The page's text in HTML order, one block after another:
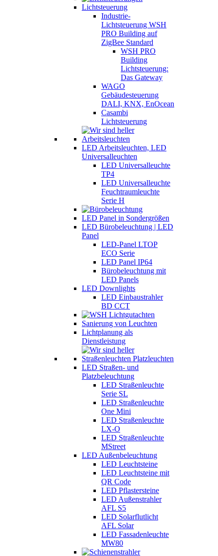
Lichtsteuerung
Industrie-
Lichtsteuerung WSH
PRO Building auf
ZigBee Standard
WSH PRO
Building
Lichtsteuerung:
Das Gateway
WAGO
Gebäudesteuerung
DALI, KNX, EnOcean
Casambi
Lichtsteuerung
LED Arbeitsleuchten, LED
Universalleuchten
LED Universalleuchte
TP4
LED Universalleuchte
Feuchtraumleuchte
Serie H
LED Panel in Sondergrößen
LED Bürobeleuchtung | LED
Panel
LED-Panel LTOP
ECO Serie
LED Panel IP64
Bürobeleuchtung mit
LED Panels
LED Downlights
LED Einbaustrahler
BD CCT
Sanierung von Leuchten
Lichtplanung als
Dienstleistung
LED Straßen- und
Platzbeleuchtung
LED Straßenleuchte
Serie SL
LED Straßenleuchte
One Mini
LED Straßenleuchte
LX-O
LED Straßenleuchte
MStreet
LED Außenbeleuchtung
LED Leuchtsteine
LED Leuchtsteine mit
QR Code
LED Pflastersteine
LED Außenstrahler
AFL S5
LED Solarflutlicht
AFL Solar
LED Fassadenleuchte
MW80